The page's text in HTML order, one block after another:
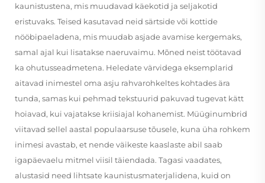
kaunistustena, mis muudavad käekotid ja seljakotid
eristuvaks. Teised kasutavad neid särtside või kottide
nööbipaeladena, mis muudab asjade avamise kergemaks,
samal ajal kui lisatakse naeruvaimu. Mõned neist töötavad
ka ohutusseadmetena. Heledate värvidega eksemplarid
aitavad inimestel oma asju rahvarohkeltes kohtades ära
tunda, samas kui pehmad tekstuurid pakuvad tugevat kätt
hoiavad, kui vajatakse kriisiajal kohanemist. Müüginumbrid
viitavad sellel aastal populaarsuse tõusele, kuna üha rohkem
inimesi avastab, et nende väikeste kaaslaste abil saab
igapäevaelu mitmel viisil täiendada. Tagasi vaadates,
alustasid need lihtsate kaunistusmaterjalidena, kuid on